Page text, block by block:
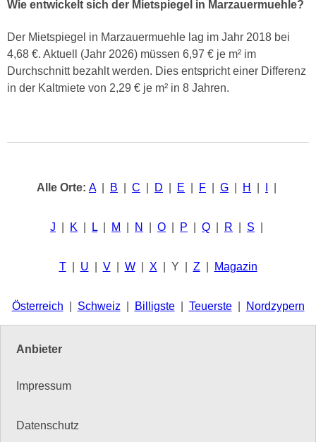
Wie entwickelt sich der Mietspiegel in Marzauermuehle?
Der Mietspiegel in Marzauermuehle lag im Jahr 2018 bei
4,68 €. Aktuell (Jahr 2026) müssen 6,97 € je m² im
Durchschnitt bezahlt werden. Dies entspricht einer Differenz
in der Kaltmiete von 2,29 € je m² in 8 Jahren.
Alle Orte: A| B C D E F G H
J K L M N O P Q R S
T| U V| W| X | Y | Z Magazin
Österreich Schweiz Billigste| Teuerste| Nordzypern
Anbieter
Impressum
Datenschutz